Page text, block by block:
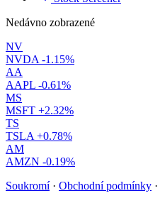
Nedávno zobrazené
NV
NVDA -1.15%
AA
AAPL -0.61%
MS
MSFT +2.32%
TS
TSLA +0.78%
AM
AMZN -0.19%
Soukromí · Obchodní podmínky ·